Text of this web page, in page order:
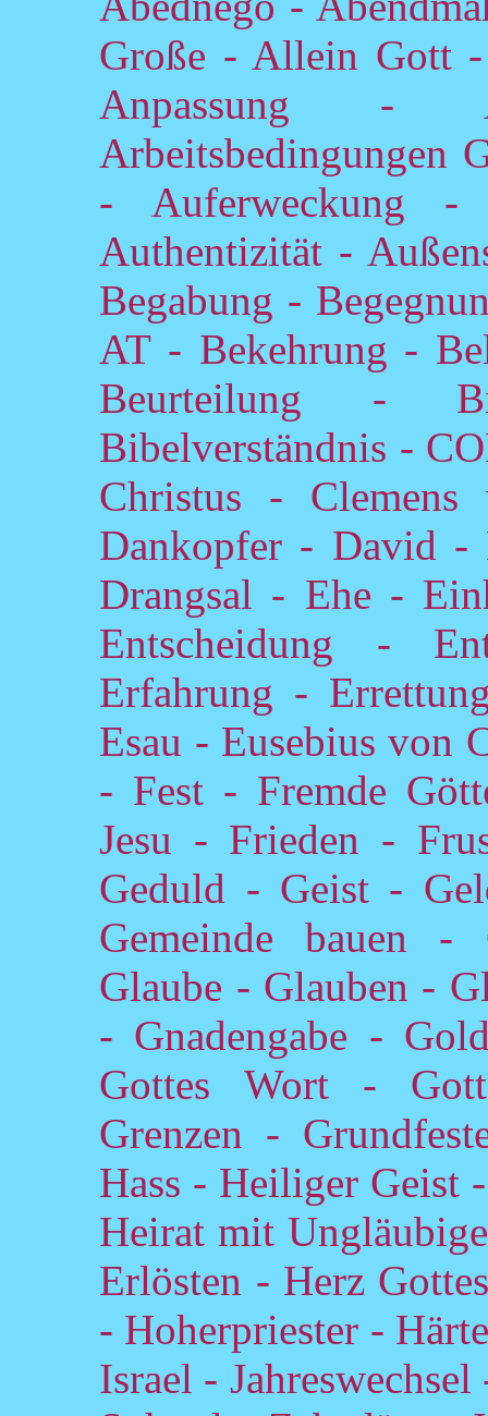
Große - Allein Gott
Anpassung -
Arbeitsbedingungen
- Auferweckung -
Authentizität -
Begabung -
AT - Bekehrung -
Beurteilung -
Bibelverständnis -
Christus -
Dankopfer - David -
Drangsal - Ehe -
Entscheidung -
Erfahrung -
Esau - Eusebius von
- Fest - Fremde
Jesu - Frieden -
Geduld - Geist -
Gemeinde bauen
Glaube - Glauben -
- Gnadengabe -
Gottes Wort -
Grenzen -
Hass - Heiliger Geist
Heirat mit
Erlösten - Herz
- Hoherpriester -
Israel -